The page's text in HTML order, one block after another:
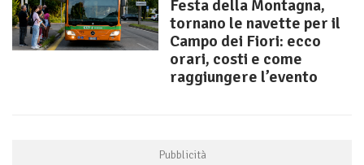
Festa della Montagna,
tornano le navette per il
Campo dei Fiori: ecco
orari, costi e come
raggiungere l’evento